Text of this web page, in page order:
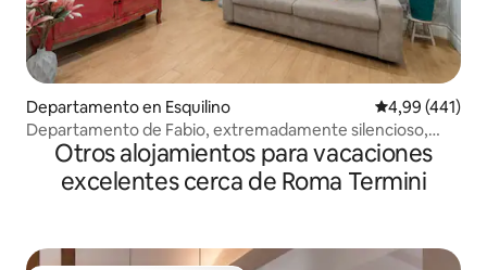
Departamento en Esquilino Calificación
4,99 (441)
Departamento de Fabio, extremadamente silencioso,
cerca del Coliseo y del metro.
Otros alojamientos para vacaciones
excelentes cerca de Roma Termini